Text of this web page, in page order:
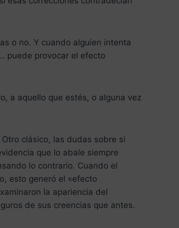
o no. Y cuando alguien intenta
puede provocar el efecto
a aquello que estés, o alguna vez
clásico, las dudas sobre si
que lo abale siempre
lo contrario. Cuando el
esto generó el «efecto
la apariencia del
de sus creencias que antes.